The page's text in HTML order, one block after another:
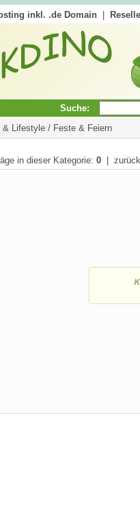
inkl. .de Domain
Suche:
Lifestyle / Feste & Feiern
in dieser Kategorie: 0 |